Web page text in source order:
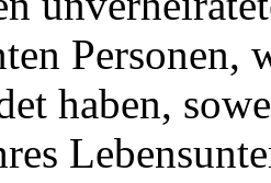
Personen,
haben,